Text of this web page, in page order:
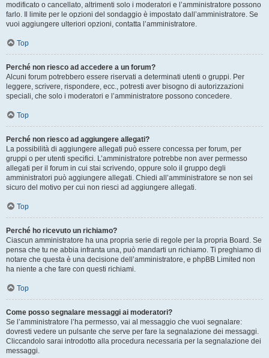
modificato o cancellato, altrimenti solo i moderatori e l’amministratore possono
farlo. Il limite per le opzioni del sondaggio è impostato dall’amministratore. Se
vuoi aggiungere ulteriori opzioni, contatta l’amministratore.
Top
Perché non riesco ad accedere a un forum?
Alcuni forum potrebbero essere riservati a determinati utenti o gruppi. Per
leggere, scrivere, rispondere, ecc., potresti aver bisogno di autorizzazioni
speciali, che solo i moderatori e l’amministratore possono concedere.
Top
Perché non riesco ad aggiungere allegati?
La possibilità di aggiungere allegati può essere concessa per forum, per
gruppi o per utenti specifici. L’amministratore potrebbe non aver permesso
allegati per il forum in cui stai scrivendo, oppure solo il gruppo degli
amministratori può aggiungere allegati. Chiedi all’amministratore se non sei
sicuro del motivo per cui non riesci ad aggiungere allegati.
Top
Perché ho ricevuto un richiamo?
Ciascun amministratore ha una propria serie di regole per la propria Board. Se
pensa che tu ne abbia infranta una, può mandarti un richiamo. Ti preghiamo di
notare che questa è una decisione dell’amministratore, e phpBB Limited non
ha niente a che fare con questi richiami.
Top
Come posso segnalare messaggi ai moderatori?
Se l’amministratore l’ha permesso, vai al messaggio che vuoi segnalare:
dovresti vedere un pulsante che serve per fare la segnalazione dei messaggi.
Cliccandolo sarai introdotto alla procedura necessaria per la segnalazione dei
messaggi.